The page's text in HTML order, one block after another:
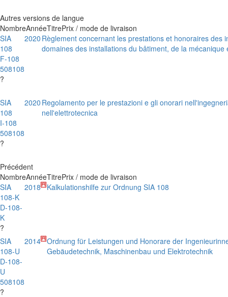
Autres versions de langue
NombreAnnéeTitrePrix / mode de livraison
SIA
108
F-108
508108
?
2020 Règlement concernant les prestations et honoraires des
domaines des installations du bâtiment, de la mécanique
SIA
108
I-108
508108
?
2020 Regolamento per le prestazioni e gli onorari
nell'elettrotecnica
Précédent
NombreAnnéeTitrePrix / mode de livraison
SIA
108-K
D-108-
K
?
2018 Kalkulationshilfe zur Ordnung SIA 108
SIA
108-U
D-108-
U
508108
?
2014 Ordnung für Leistungen und Honorare der
Gebäudetechnik, Maschinenbau und Elektrotechnik